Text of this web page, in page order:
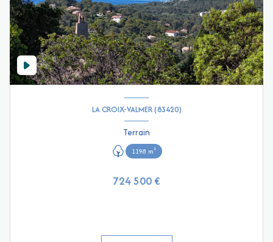
LA CROIX-VALMER (83420)
Terrain
1198 m²
724 500 €